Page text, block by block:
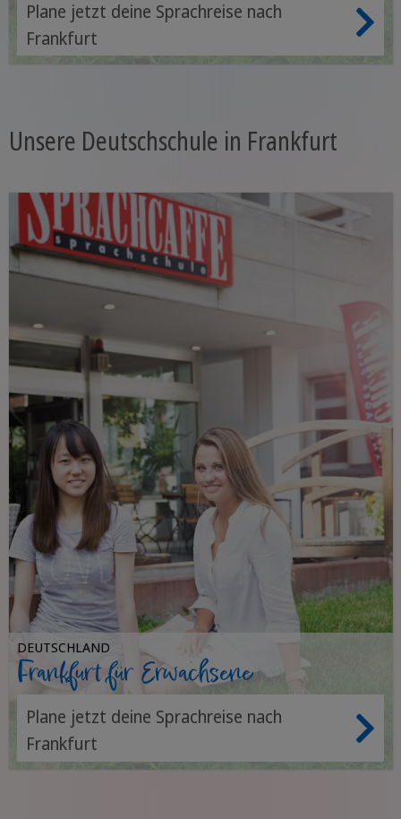
Plane jetzt deine Sprachreise nach
Frankfurt
Unsere Deutschschule in Frankfurt
DEUTSCHLAND
Frankfurt für Erwachsene
Plane jetzt deine Sprachreise nach
Frankfurt